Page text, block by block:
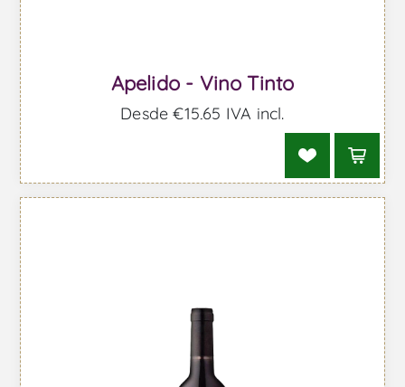
Apelido - Vino Tinto
Desde €15,65 IVA incl.